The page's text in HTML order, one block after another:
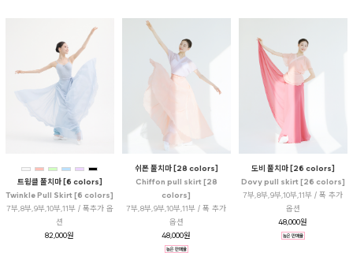
트윙클 풀치마 [6 colors]
Twinkle Pull Skirt [6 colors]
7부,8부,9부,10부,11부 / 폭추가 옵
션
82,000원
쉬폰 풀치마 [28 colors]
Chiffon pull skirt [28
colors]
7부,8부,9부,10부,11부 / 폭 추가
옵션
48,000원
도비 풀치마 [26 colors]
Dovy pull skirt [26 colors]
7부,8부,9부,10부,11부 / 폭 추가
옵션
48,000원